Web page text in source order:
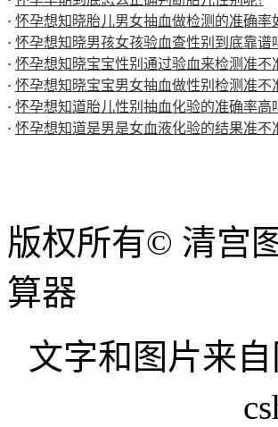
· 怀孕想知晓胎儿男女抽血做检测的准确率
· 怀孕想知晓男孩女孩验血查性别到底靠谱
· 怀孕想知晓宝宝性别通过验血来检测准不
· 怀孕想知晓宝宝男女抽血做性别检测准不
· 怀孕想知道胎儿性别抽血化验的准确率高
· 怀孕想知道是男是女血液化验的结果准不
版权所有© 清宫
算器
文字和图片来